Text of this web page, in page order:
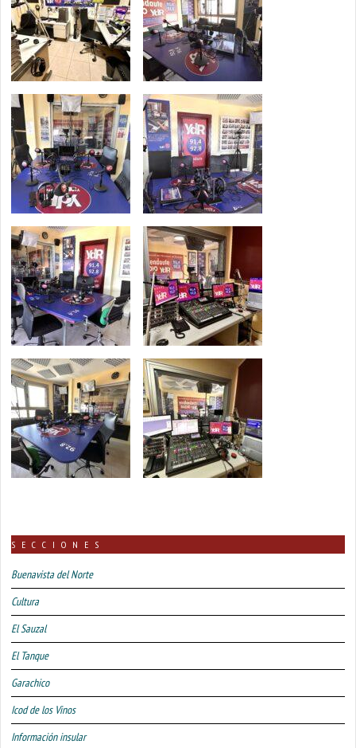
SECCIONES
Buenavista del Norte
Cultura
El Sauzal
El Tanque
Garachico
Icod de los Vinos
Información insular